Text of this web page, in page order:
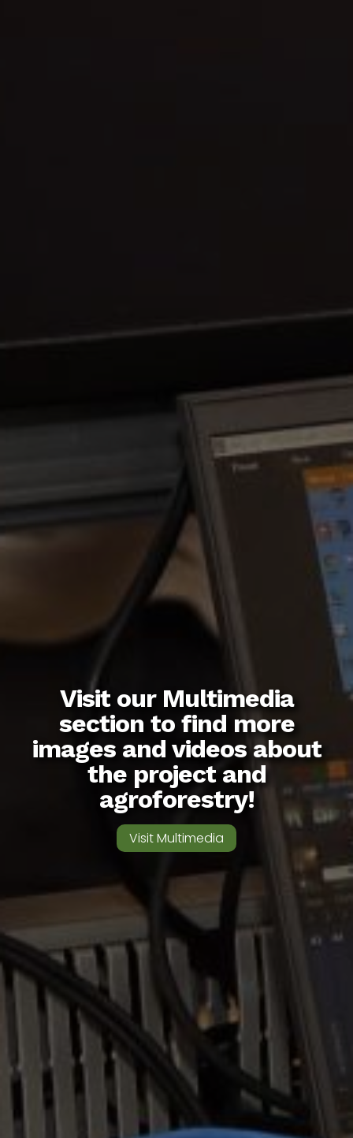
Visit our Multimedia
section to find more
images and videos about
the project and
agroforestry!
Visit Multimedia